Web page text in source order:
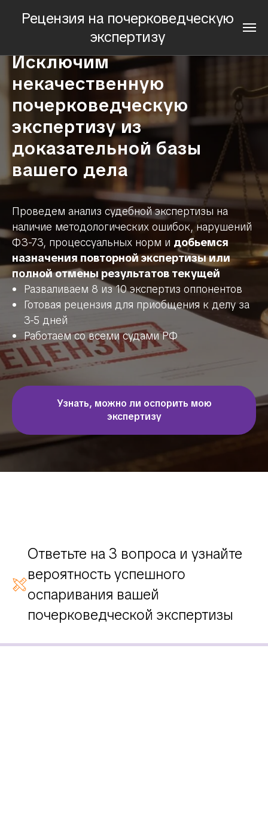
Рецензия на почерковедческую
экспертизу
Исключим
некачественную
почерковедческую
экспертизу из
доказательной базы
вашего дела
Проведем анализ судебной экспертизы на
наличие методологических ошибок, нарушений
ФЗ-73, процессуальных норм и добьемся
назначения повторной экспертизы или
полной отмены результатов текущей
Разваливаем 8 из 10 экспертиз оппонентов
Готовая рецензия для приобщения к делу за
3-5 дней
Работаем со всеми судами РФ
Узнать, можно ли оспорить мою
экспертизу
Ответьте на 3 вопроса и узнайте
вероятность успешного
оспаривания вашей
почерковедческой экспертизы